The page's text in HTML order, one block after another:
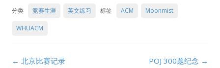
分类 竞赛生涯 英文练习 标签 ACM Moonmist
WHUACM
Post
← 北京比赛记录 POJ 300题纪念 →